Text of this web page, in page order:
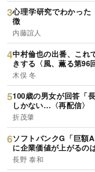
心理学研究でわかった
徴
内藤誼人
中村倫也の出番、これ
きする〈風、薫る第96
木俣 冬
100歳の男女が回答「
しかない…〈再配信〉
折茂肇
ソフトバンクG「巨額
に企業価値が上がるの
長野 泰和